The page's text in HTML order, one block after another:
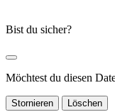
Bist du sicher?
Möchtest du diesen
Stornieren Löschen